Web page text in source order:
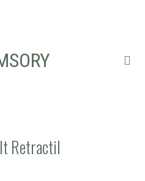
Retractil